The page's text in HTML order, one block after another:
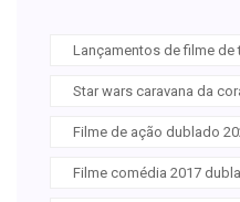
Lançamentos de filme de
Star wars caravana da
Filme de ação dublado
Filme comédia 2017